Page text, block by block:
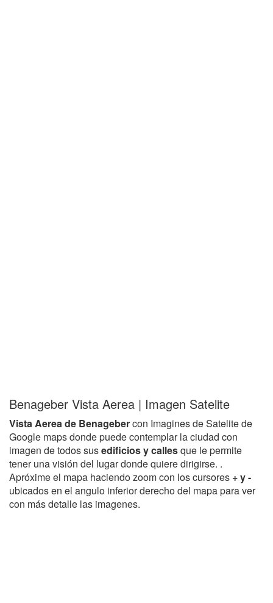
Benageber Vista Aerea | Imagen Satelite
Vista Aerea de Benagebercon Imagines de Satelite de
Google maps donde puede contemplar la ciudad con
imagen de todos susedificios y callesque le permite
tener una visión del lugar donde quiere dirigirse. .
Apróxime el mapa haciendo zoom con los cursores + y -
ubicados en el angulo inferior derecho del mapa para ver
con más detalle las imagenes.